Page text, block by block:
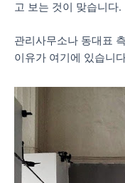
고 보는 것이 맞습니다.
관리사무소나 동대표
이유가 여기에 있습니